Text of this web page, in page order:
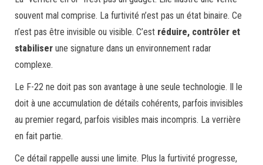
souvent mal comprise. La furtivité n’est pas un état binaire. Ce
n’est pas être invisible ou visible. C’est réduire, contrôler et
stabiliser une signature dans un environnement radar
complexe.
Le F-22 ne doit pas son avantage à une seule technologie. Il le
doit à une accumulation de détails cohérents, parfois invisibles
au premier regard, parfois visibles mais incompris. La verrière
en fait partie.
Ce détail rappelle aussi une limite. Plus la furtivité progresse,